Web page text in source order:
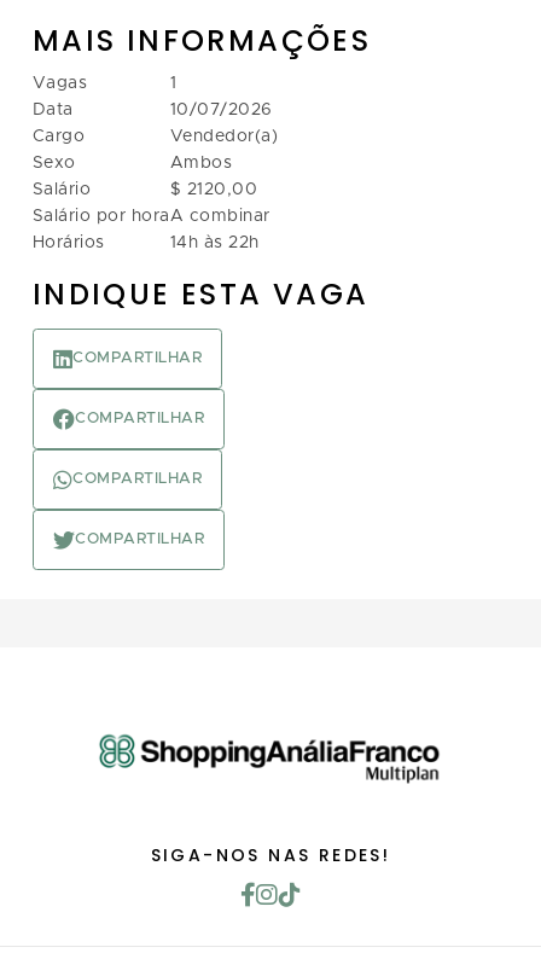
MAIS INFORMAÇÕES
Vagas
Data
Cargo
Sexo
Salário
Salário por hora
Horários
1
10/07/2026
Vendedor(a)
Ambos
$ 2120,00
A combinar
14h às 22h
INDIQUE ESTA VAGA
COMPARTILHAR
COMPARTILHAR
COMPARTILHAR
COMPARTILHAR
SIGA-NOS NAS REDES!